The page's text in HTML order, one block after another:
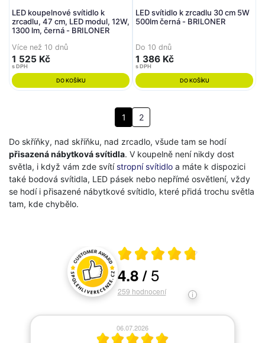
LED koupelnové svítidlo k
zrcadlu, 47 cm, LED modul, 12W,
1300 lm, černá - BRILONER
Více než 10 dnů
1 525 Kč
s DPH
DO KOŠÍKU
LED svítidlo k zrcadlu 30 cm 5W
500lm černá - BRILONER
Do 10 dnů
1 386 Kč
s DPH
DO KOŠÍKU
1 2
Do skříňky, nad skříňku, nad zrcadlo, všude tam se hodí
přisazená nábytková svítidla. V koupelně není nikdy dost
světla, i když vám zde svítí stropní svítidlo a máte k dispozici
také bodová svítidla, LED pásek nebo nepřímé osvětlení, vždy
se hodí i přisazené nábytkové svítidlo, které přidá trochu světla
tam, kde chybělo.
Hodnocení a recenze zákazníků
Průměrné hodnocení 4.8 z 5
4.8/5
259 hodnocení
06.07.2026